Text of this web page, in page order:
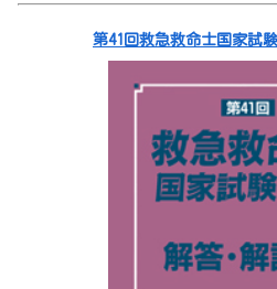
第41回救急救命士国家試